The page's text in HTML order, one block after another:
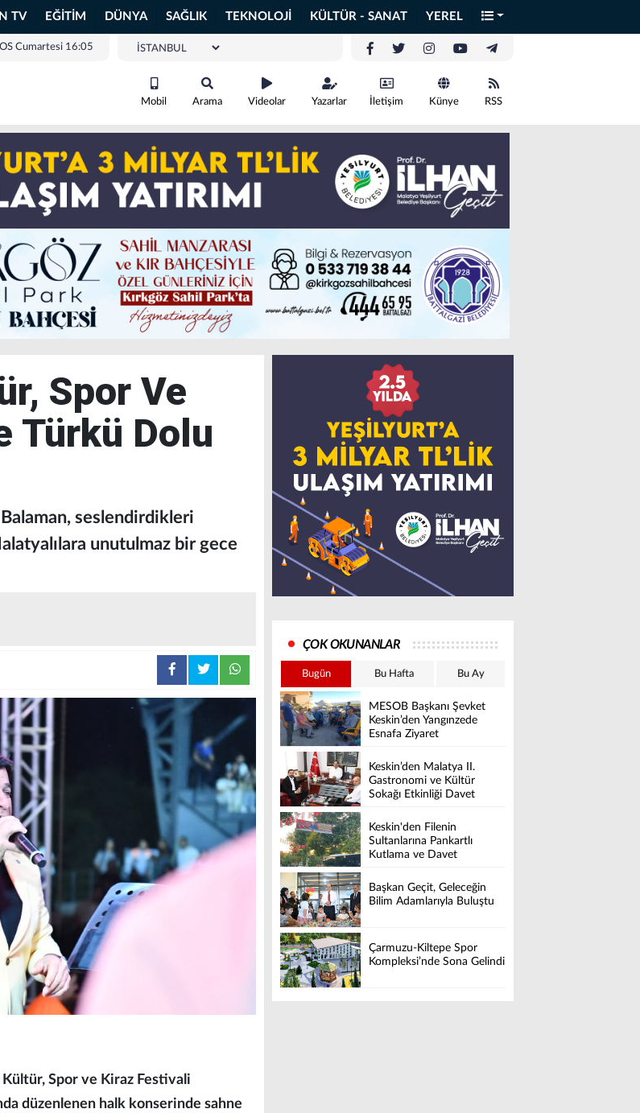
TV EĞİTİM DÜNYA SAĞLIK TEKNOLOJİ KÜLTÜR - SANAT YEREL
Cumartesi 16:05
Mobil Arama Videolar Yazarlar İletişim Künye RSS
Spor Ve
Türkü Dolu
seslendirdikleri
unutulmaz bir gece
Spor ve Kiraz Festivali
düzenlenen halk konserinde sahne
ÇOK OKUNANLAR
Bugün Bu Hafta Bu Ay
MESOB Başkanı Şevket
Keskin’den Yangınzede
Esnafa Ziyaret
Keskin’den Malatya II.
Gastronomi ve Kültür
Sokağı Etkinliği Davet
Keskin'den Filenin
Sultanlarına Pankartlı
Kutlama ve Davet
Başkan Geçit, Geleceğin
Bilim Adamlarıyla Buluştu
Çarmuzu-Kiltepe Spor
Kompleksi’nde Sona Gelindi